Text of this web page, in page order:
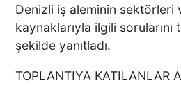
Denizli iş aleminin sektörleri
kaynaklarıyla ilgili sorularını
şekilde yanıtladı.
TOPLANTIYA KATILANLAR